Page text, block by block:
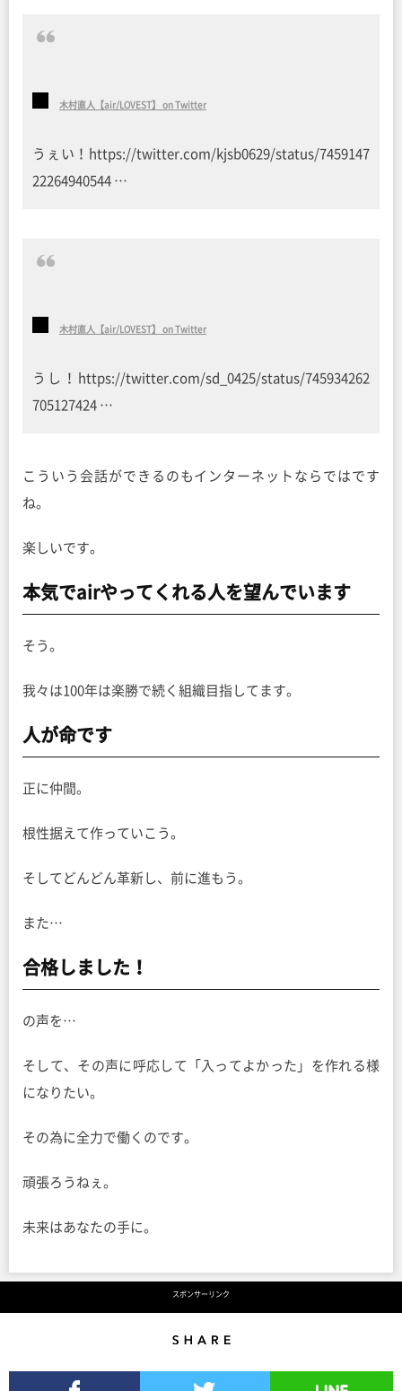
木村直人【air/LOVEST】 on Twitter
うぇい！https://twitter.com/kjsb0629/status/7459147
22264940544 …
木村直人【air/LOVEST】 on Twitter
うし！https://twitter.com/sd_0425/status/745934262
705127424 …
こういう会話ができるのもインターネットならではです
ね。
楽しいです。
本気でairやってくれる人を望んでいます
そう。
我々は100年は楽勝で続く組織目指してます。
人が命です
正に仲間。
根性据えて作っていこう。
そしてどんどん革新し、前に進もう。
また…
合格しました！
の声を…
そして、その声に呼応して「入ってよかった」を作れる様
になりたい。
その為に全力で働くのです。
頑張ろうねぇ。
未来はあなたの手に。
スポンサーリンク